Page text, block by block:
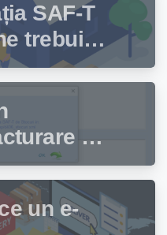
SAF-T
trebuie
și
Facturis
un e-